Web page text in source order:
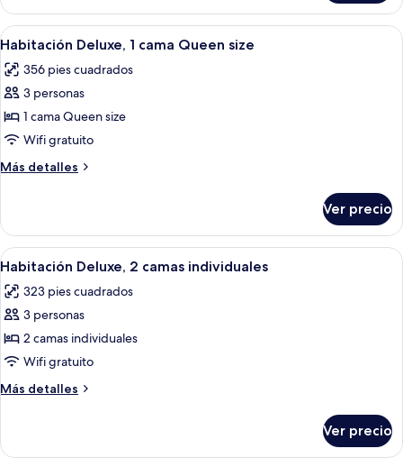
individual
Abrir
todas
las
fotos
de
Habitación
Deluxe,
1
Queen
size
Minibar, caja de seguridad en la
9
Habitación Deluxe, 1 cama Queen size
356 pies cuadrados
3 personas
1 cama Queen size
Wifi gratuito
Más detalles
Más
Deluxe,
cama
size
Ver precio
Abrir
todas
las
fotos
de
Habitación
Deluxe,
2
individuales
Una habitación de hotel con dos
8
Habitación Deluxe, 2 camas individuales
323 pies cuadrados
3 personas
2 camas individuales
Wifi gratuito
Más detalles
Más
Deluxe,
Ver precio